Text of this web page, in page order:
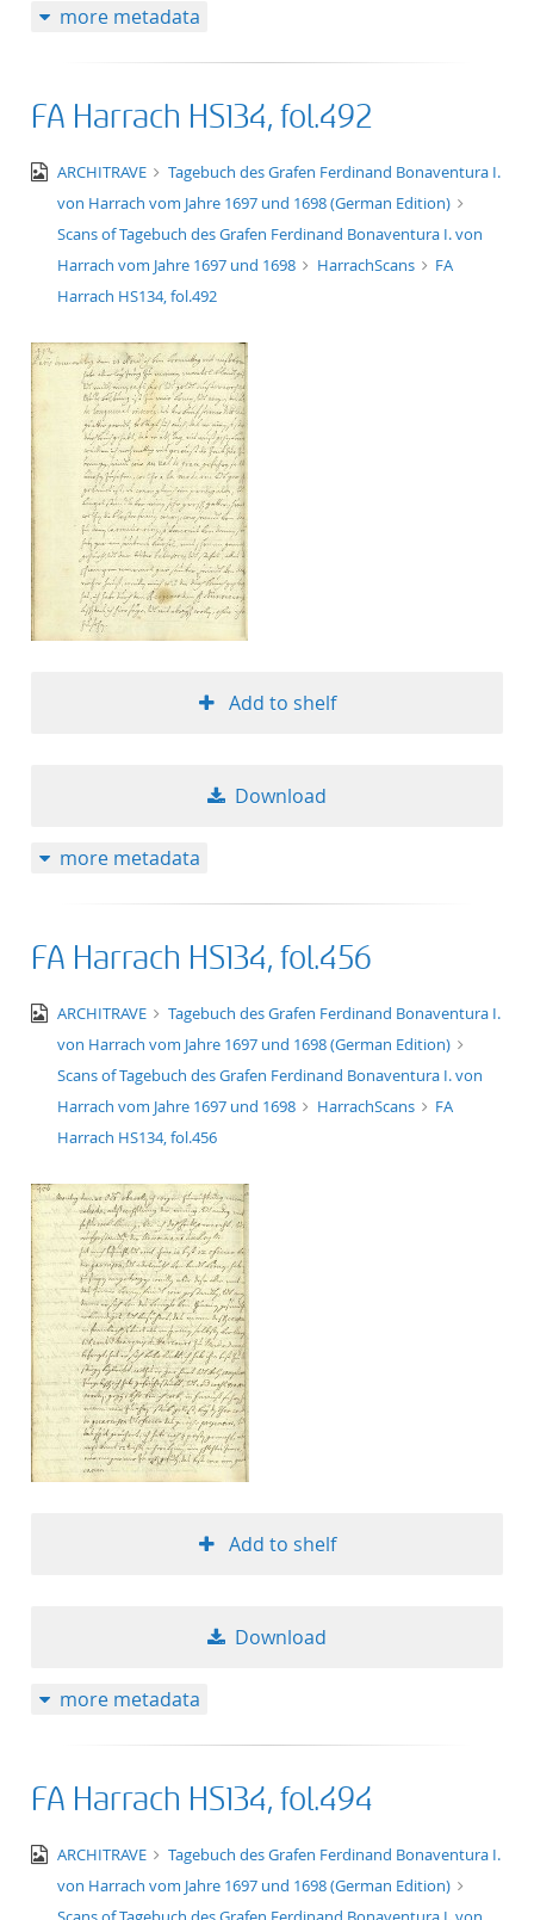
more metadata
FA Harrach HS134, fol.492
image/jpeg
ARCHITRAVE
Tagebuch des Grafen Ferdinand Bonaventura I.
von Harrach vom Jahre 1697 und 1698 (German Edition)
Scans of Tagebuch des Grafen Ferdinand Bonaventura I. von
Harrach vom Jahre 1697 und 1698
HarrachScans
FA
Harrach HS134, fol.492
Add to shelf
Download
more metadata
FA Harrach HS134, fol.456
image/jpeg
ARCHITRAVE
Tagebuch des Grafen Ferdinand Bonaventura I.
von Harrach vom Jahre 1697 und 1698 (German Edition)
Scans of Tagebuch des Grafen Ferdinand Bonaventura I. von
Harrach vom Jahre 1697 und 1698
HarrachScans
FA
Harrach HS134, fol.456
Add to shelf
Download
more metadata
FA Harrach HS134, fol.494
image/jpeg
ARCHITRAVE
Tagebuch des Grafen Ferdinand Bonaventura I.
von Harrach vom Jahre 1697 und 1698 (German Edition)